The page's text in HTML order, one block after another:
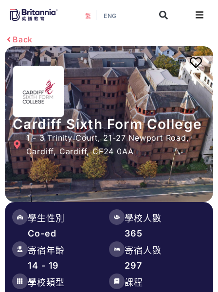
繁 ENG
最新活動
升學指南
升學資訊
增值服務
預約諮詢
Back
Cardiff Sixth Form College
1 - 3 Trinity Court, 21-27 Newport Road,
Cardiff, Cardiff, CF24 0AA
學生性別
Co-ed
寄宿年齡
14 - 19
學校類型
學校人數
365
寄宿人數
297
課程